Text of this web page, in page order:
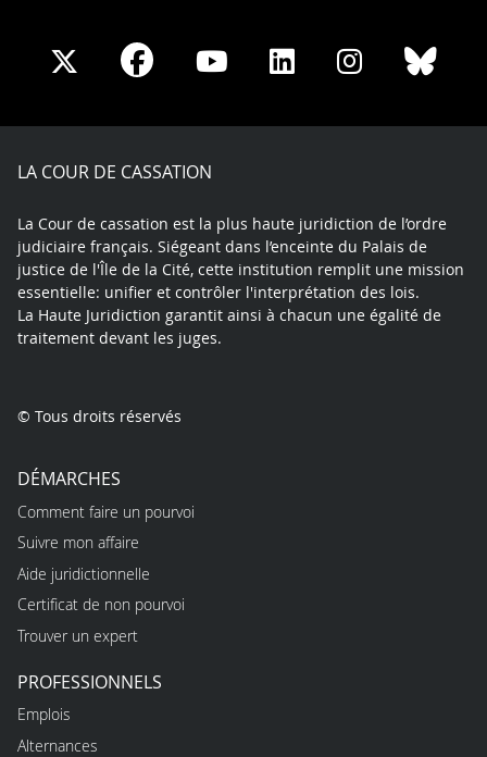
Share
X
Share
Facebook
Share
Youtube
Share
LinkedIn
Share
Instagram
LA COUR DE CASSATION
La Cour de cassation est la plus haute juridiction de l’ordre
judiciaire français. Siégeant dans l’enceinte du Palais de
justice de l'Île de la Cité, cette institution remplit une mission
essentielle: unifier et contrôler l'interprétation des lois.
La Haute Juridiction garantit ainsi à chacun une égalité de
traitement devant les juges.
© Tous droits réservés
DÉMARCHES
Comment faire un pourvoi
Suivre mon affaire
Aide juridictionnelle
Certificat de non pourvoi
Trouver un expert
PROFESSIONNELS
Emplois
Alternances